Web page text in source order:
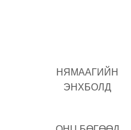
НЯМААГИЙН
ЭНХБОЛД